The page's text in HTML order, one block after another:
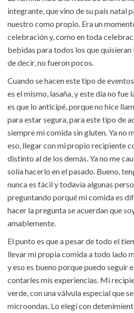
integrante, que vino de su país natal
nuestro como propio. Era un
celebración y, como en toda
bebidas para todos los que quisieran
de decir, no fueron pocos.
Cuando se hacen este tipo de
es el mismo, lasaña, y este día no fue
es que lo anticipé, porque no hice
para estar segura, para este tipo de
siempre mi comida sin gluten. Ya no
eso, llegar con mi propio recipiente
distinto al de los demás. Ya no me
solía hacerlo en el pasado. Bueno,
nunca es fácil y todavía algunas
preguntando porqué mi comida es
hacer la pregunta se acuerdan que
amablemente.
El punto es que a pesar de todo el
llevar mi propia comida a todo lado
y eso es bueno porque puedo seguir
contarles mis experiencias. Mi
verde, con una válvula especial que
microondas. Lo elegí con